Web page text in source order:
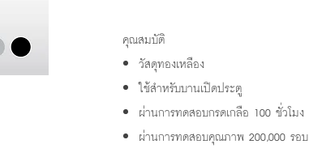
คุณสมบัติ
วัสดุทองเหลือง
ใช้สำหรับบานเปิดประตู
ผ่านการทดสอบกรดเกลือ 100 ชั่วโมง
ผ่านการทดสอบคุณภาพ 200,000 รอบ